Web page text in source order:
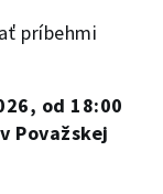
príbehmi
od 18:00
Považskej